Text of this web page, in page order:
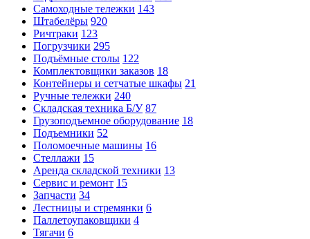
Самоходные тележки 143
Штабелёры 920
Ричтраки 123
Погрузчики 295
Подъёмные столы 122
Комплектовщики заказов 18
Контейнеры и сетчатые шкафы 21
Ручные тележки 240
Складская техника Б/У 87
Грузоподъемное оборудование 18
Подъемники 52
Поломоечные машины 16
Стеллажи 15
Аренда складской техники 13
Сервис и ремонт 15
Запчасти 34
Лестницы и стремянки 6
Паллетоупаковщики 4
Тягачи 6